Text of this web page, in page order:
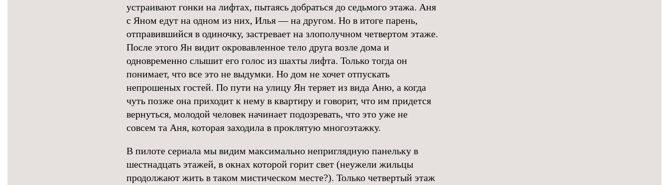
устраивают гонки на лифтах, пытаясь добраться до седьмого этажа. Аня
с Яном едут на одном из них, Илья — на другом. Но в итоге парень,
отправившийся в одиночку, застревает на злополучном четвертом этаже.
После этого Ян видит окровавленное тело друга возле дома и
одновременно слышит его голос из шахты лифта. Только тогда он
понимает, что все это не выдумки. Но дом не хочет отпускать
непрошеных гостей. По пути на улицу Ян теряет из вида Аню, а когда
чуть позже она приходит к нему в квартиру и говорит, что им придется
вернуться, молодой человек начинает подозревать, что это уже не
совсем та Аня, которая заходила в проклятую многоэтажку.
В пилоте сериала мы видим максимально неприглядную панельку в
шестнадцать этажей, в окнах которой горит свет (неужели жильцы
продолжают жить в таком мистическом месте?). Только четвертый этаж